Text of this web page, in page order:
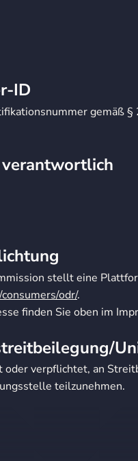
ID
gemäß §
stellt eine
odr/.
finden Sie oben im
verpflichtet, an
teilzunehmen.